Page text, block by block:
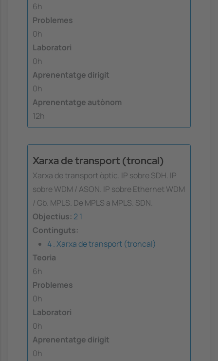
6h
Problemes
0h
Laboratori
0h
Aprenentatge dirigit
0h
Aprenentatge autònom
12h
Xarxa de transport (troncal)
Xarxa de transport òptic. IP sobre SDH. IP
sobre WDM / ASON. IP sobre Ethernet WDM
/ Gb. MPLS. De MPLS a MPLS. SDN.
Objectius: 21
Continguts:
4 . Xarxa de transport (troncal)
Teoria
6h
Problemes
0h
Laboratori
0h
Aprenentatge dirigit
0h